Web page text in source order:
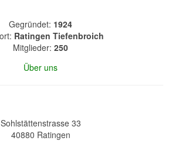
Gegründet: 1924
Ratingen Tiefenbroich
Mitglieder: 250
Über uns
Sohlstättenstrasse 33
40880 Ratingen